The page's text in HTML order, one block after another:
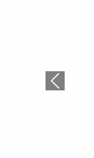
Précédent